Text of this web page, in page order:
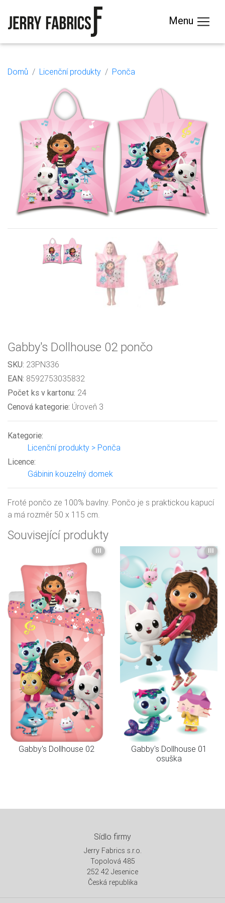
Menu
Domů Licenční produkty Ponča
Previous Next
Gabby's Dollhouse 02 pončo
SKU: 23PN336
EAN: 8592753035832
Počet ks v kartonu: 24
Cenová kategorie: Úroveň 3
Kategorie:
Licenční produkty > Ponča
Licence:
Gábinin kouzelný domek
Froté pončo ze 100% bavlny. Pončo je s praktickou kapucí
a má rozměr 50 x 115 cm.
Související produkty
III
Gabby's Dollhouse 02
III
Gabby's Dollhouse 01
osuška
Sídlo firmy
Jerry Fabrics s.r.o.
Topolová 485
252 42 Jesenice
Česká republika